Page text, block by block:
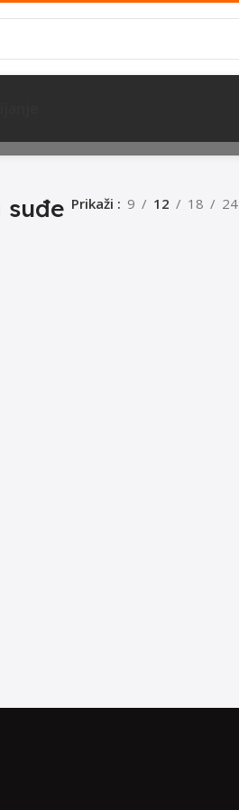
rezultat
suđe Prikaži 9 12 18 24